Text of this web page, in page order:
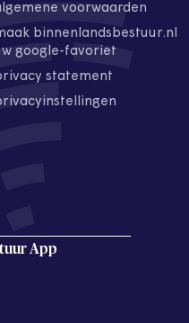
voorwaarden
binnenlandsbestuur.nl
google-favoriet
statement
App